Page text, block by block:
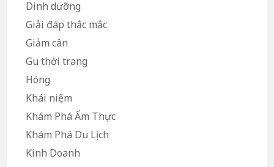
Dinh dưỡng
Giải đáp thắc mắc
Giảm cân
Gu thời trang
Hóng
Khái niệm
Khám Phá Ẩm Thực
Khám Phá Du Lịch
Kinh Doanh